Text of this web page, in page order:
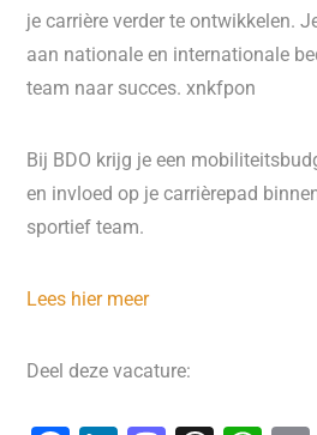
je carrière verder te ontwikkelen.
aan nationale en internationale
team naar succes. xnkfpon
Bij BDO krijg je een
en invloed op je carrièrepad
sportief team.
Lees hier meer
Deel deze vacature: